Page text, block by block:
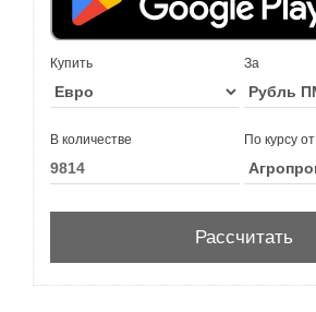
Купить За
В количестве По курсу от